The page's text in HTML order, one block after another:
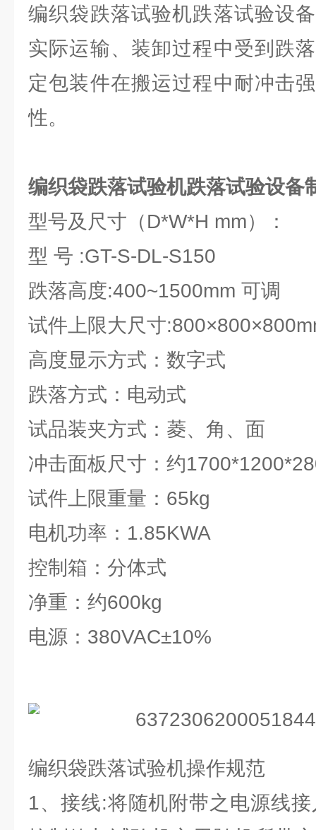
编织袋跌落试验机跌落试验设
实际运输、装卸过程中受到跌
定包装件在搬运过程中耐冲击
性。
编织袋跌落试验机跌落试验设备
型号及尺寸（D*W*H mm）：
型 号 :GT-S-DL-S150
跌落高度:400~1500mm 可调
试件上限大尺寸
高度显示方式：数字式
跌落方式：电动式
试品装夹方式：菱、角、面
冲击面板尺寸：约
试件上限重量：65kg
电机功率：1.85KWA
控制箱：分体式
净重：约600kg
电源：380VAC±10%
编织袋跌落试验机操作规范
1、接线:将随机附带之电源线